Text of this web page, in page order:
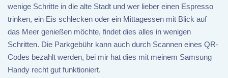
wenige Schritte in die alte Stadt und wer lieber einen Espresso
trinken, ein Eis schlecken oder ein Mittagessen mit Blick auf
das Meer genießen möchte, findet dies alles in wenigen
Schritten. Die Parkgebühr kann auch durch Scannen eines QR-
Codes bezahlt werden, bei mir hat dies mit meinem Samsung
Handy recht gut funktioniert.